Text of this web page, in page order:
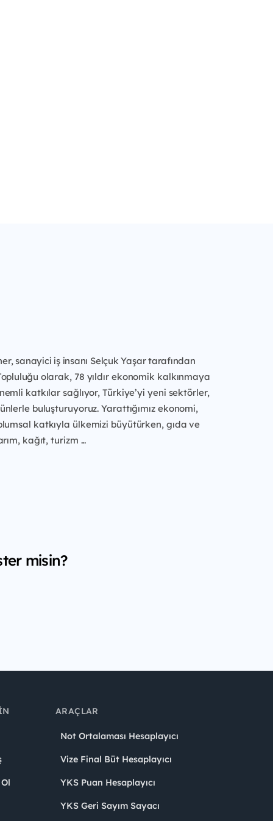
sanayici iş insanı Selçuk Yaşar tarafından
olarak, 78 yıldır ekonomik kalkınmaya
katkılar sağlıyor, Türkiye’yi yeni sektörler,
buluşturuyoruz. Yarattığımız ekonomi,
katkıyla ülkemizi büyütürken, gıda ve
kağıt, turizm ...
misin?
ARAÇLAR
Not Ortalaması Hesaplayıcı
Vize Final Büt Hesaplayıcı
YKS Puan Hesaplayıcı
YKS Geri Sayım Sayacı